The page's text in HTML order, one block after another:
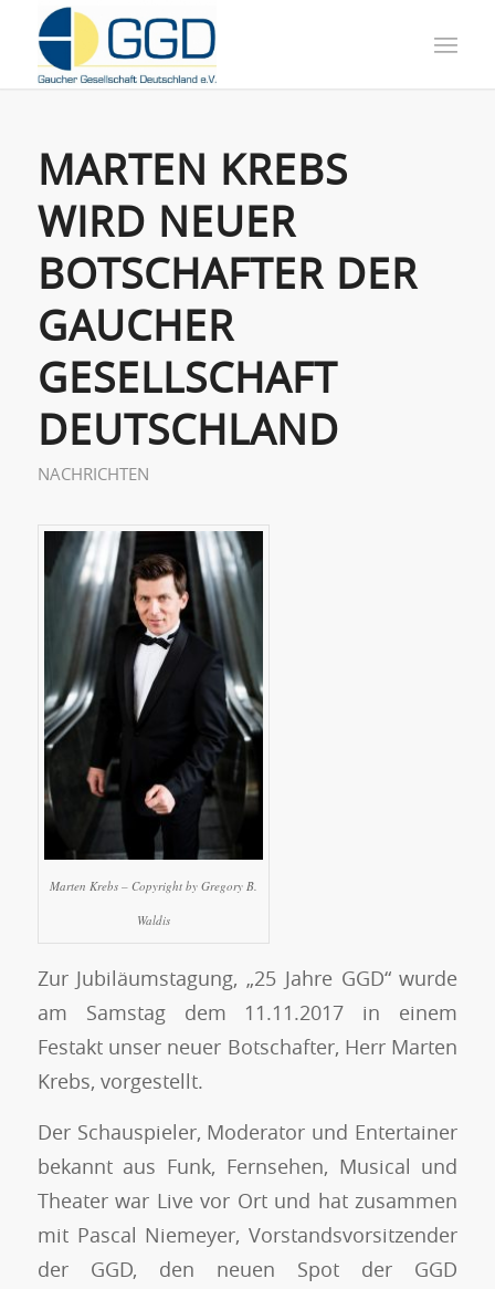
MARTEN KREBS
WIRD NEUER
BOTSCHAFTER DER
GAUCHER
GESELLSCHAFT
DEUTSCHLAND
NACHRICHTEN
Marten Krebs – Copyright by Gregory B.
Waldis
Zur Jubiläumstagung, „25 Jahre GGD“ wurde
am Samstag dem 11.11.2017 in einem
Festakt unser neuer Botschafter, Herr Marten
Krebs, vorgestellt.
Der Schauspieler, Moderator und Entertainer
bekannt aus Funk, Fernsehen, Musical und
Theater war Live vor Ort und hat zusammen
mit Pascal Niemeyer, Vorstandsvorsitzender
der GGD, den neuen Spot der GGD